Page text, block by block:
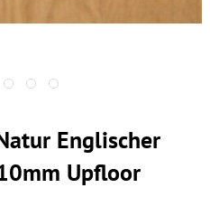
Englischer
Upfloor